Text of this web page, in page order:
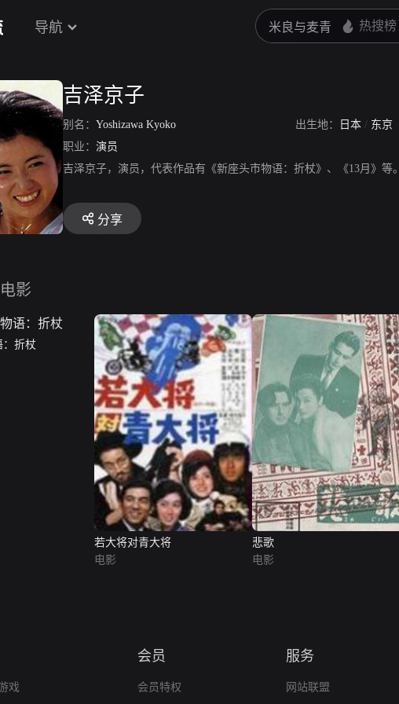
导航
吉泽京子
别名： Yoshizawa Kyoko 出生地： 日本 / 东京
职业： 演员
吉泽京子，演员，代表作品有《新座头市物语：折杖》、《13月》等。
分享
电影
：折杖
若大将对青大将
电影
悲歌
电影
戏
会员
会员特权
服务
网站联盟